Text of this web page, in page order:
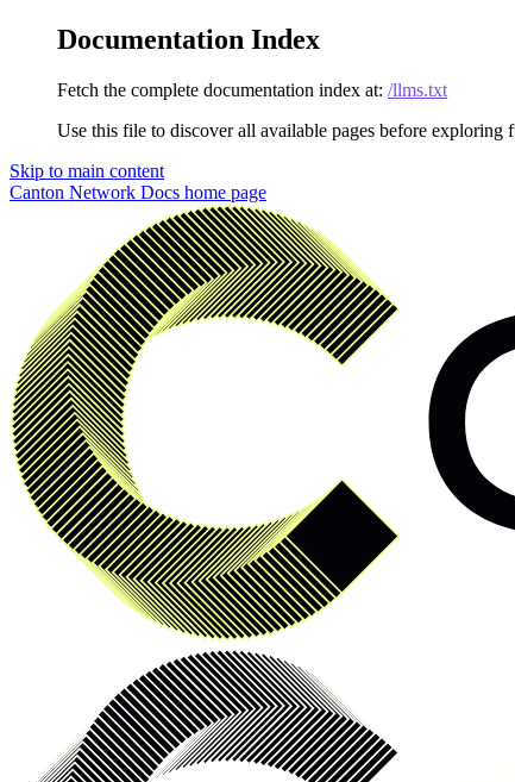
Documentation Index
Fetch the complete documentation index at: /llms.txt
Use this file to discover all available pages before exploring
Skip to main content
Canton Network Docs home page